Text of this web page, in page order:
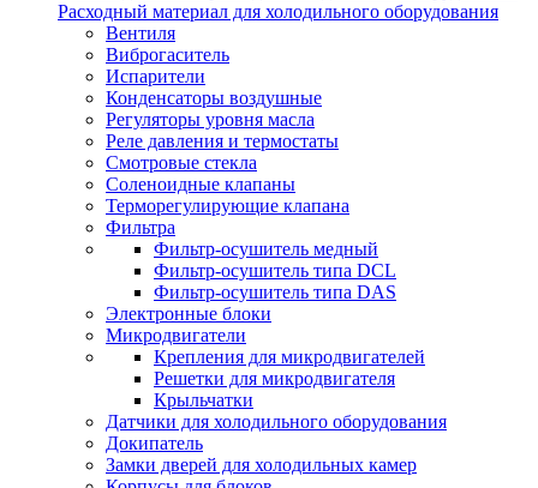
Расходный материал для холодильного оборудования
Вентиля
Виброгаситель
Испарители
Конденсаторы воздушные
Регуляторы уровня масла
Реле давления и термостаты
Смотровые стекла
Соленоидные клапаны
Терморегулирующие клапана
Фильтра
Фильтр-осушитель медный
Фильтр-осушитель типа DCL
Фильтр-осушитель типа DAS
Электронные блоки
Микродвигатели
Крепления для микродвигателей
Решетки для микродвигателя
Крыльчатки
Датчики для холодильного оборудования
Докипатель
Замки дверей для холодильных камер